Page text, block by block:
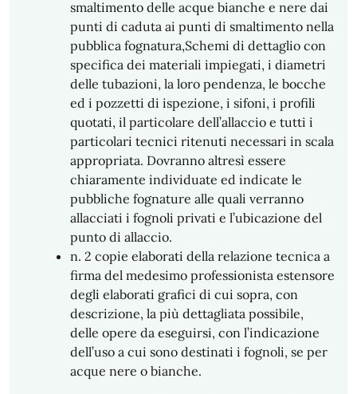
smaltimento delle acque bianche e nere dai
punti di caduta ai punti di smaltimento nella
pubblica fognatura,Schemi di dettaglio con
specifica dei materiali impiegati, i diametri
delle tubazioni, la loro pendenza, le bocche
ed i pozzetti di ispezione, i sifoni, i profili
quotati, il particolare dell’allaccio e tutti i
particolari tecnici ritenuti necessari in scala
appropriata. Dovranno altresì essere
chiaramente individuate ed indicate le
pubbliche fognature alle quali verranno
allacciati i fognoli privati e l’ubicazione del
punto di allaccio.
n. 2 copie elaborati della relazione tecnica a
firma del medesimo professionista estensore
degli elaborati grafici di cui sopra, con
descrizione, la più dettagliata possibile,
delle opere da eseguirsi, con l’indicazione
dell’uso a cui sono destinati i fognoli, se per
acque nere o bianche.